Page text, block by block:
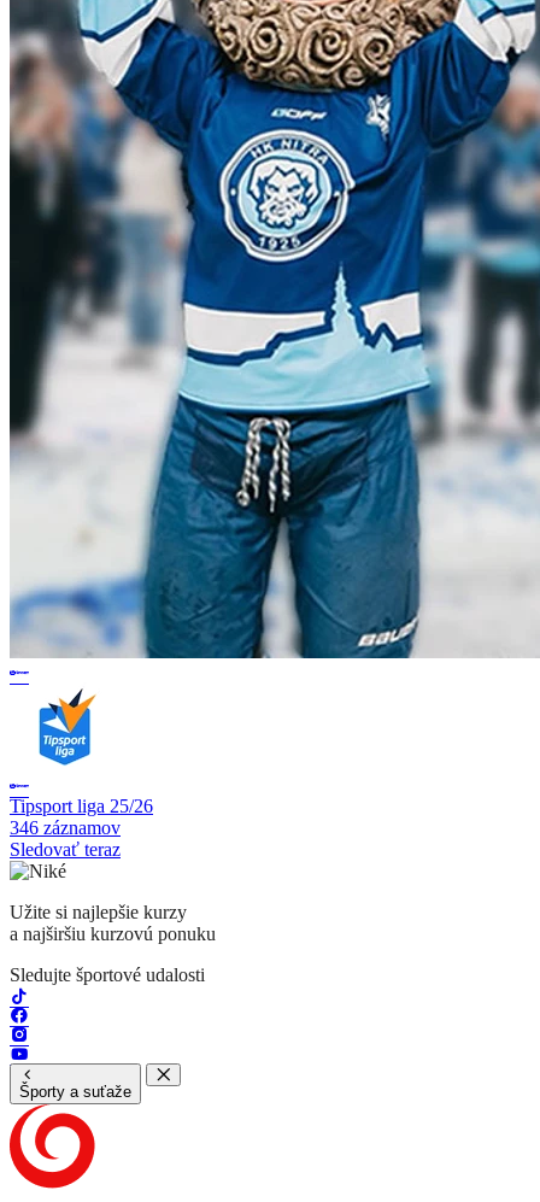
Tipsport liga 25/26
346 záznamov
Sledovať teraz
Užite si najlepšie kurzy
a najširšiu kurzovú ponuku
Sledujte športové udalosti
Športy a suťaže